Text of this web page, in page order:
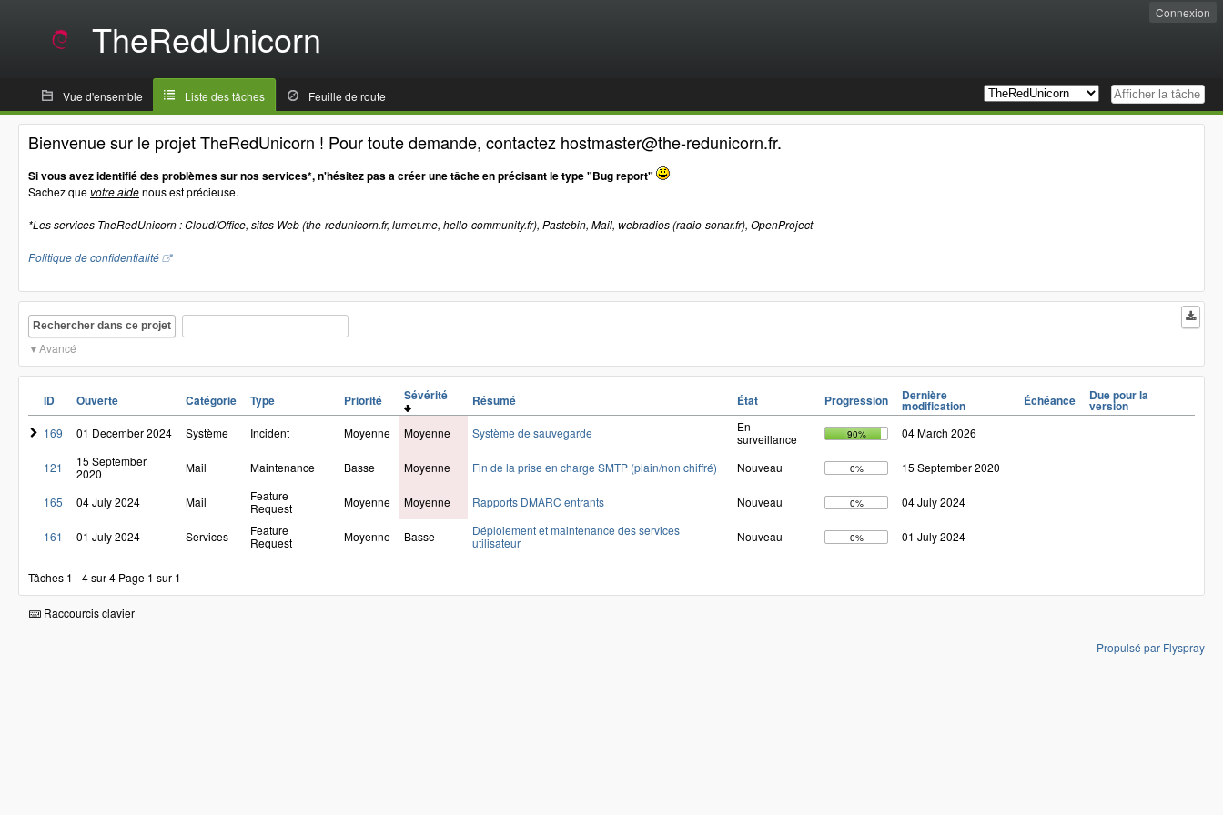
TheRedUnicorn
Connexion
Vue d'ensemble Liste des tâches Feuille de route
Bienvenue sur le projet TheRedUnicorn ! Pour toute demande, contactez hostmaster@the-redunicorn.fr.
Si vous avez identifié des problèmes sur nos services*, n'hésitez pas a créer une tâche en précisant le type "Bug report"
Sachez que votre aidenous est précieuse.
*Les services TheRedUnicorn : Cloud/Office, sites Web (the-redunicorn.fr, lumet.me, hello-community.fr), Pastebin, Mail, webradios (radio-sonar.fr), OpenProject
Politique de confidentialité
Rechercher dans ce projet
Avancé
ID Ouverte Catégorie Type Priorité Sévérité Résumé État Progression Dernière
modification Échéance Due pour la
version
169 01 December 2024 Système Incident Moyenne Moyenne Système de sauvegarde
En
surveillance
90% 04 March 2026
121
15 September
2020
Mail Maintenance Basse Moyenne Fin de la prise en charge SMTP (plain/non chiffré) Nouveau 0% 15 September 2020
165 04 July 2024 Mail
Feature
Request
Moyenne Moyenne Rapports DMARC entrants Nouveau 0% 04 July 2024
161 01 July 2024 Services
Feature
Request
Moyenne Basse
Déploiement et maintenance des services
utilisateur
Nouveau 0% 01 July 2024
Tâches 1 - 4 sur 4 Page 1 sur 1
Raccourcis clavier
Propulsé par Flyspray